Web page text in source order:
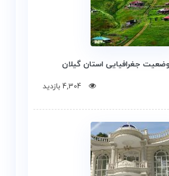
جغرافیایی استان گیلان
4,304 بازدید